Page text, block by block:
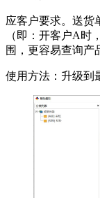
应客户要求。 送货
（即：开客户A时
围，更容易查询产
使用方法：升级到